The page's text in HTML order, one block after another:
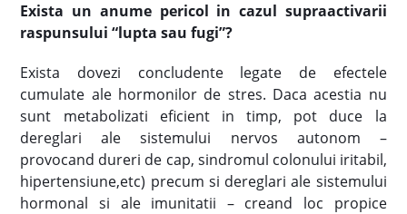
Exista un anume pericol in cazul supraactivarii
raspunsului “lupta sau fugi”?
Exista dovezi concludente legate de efectele
cumulate ale hormonilor de stres. Daca acestia nu
sunt metabolizati eficient in timp, pot duce la
dereglari ale sistemului nervos autonom –
provocand dureri de cap, sindromul colonului iritabil,
hipertensiune,etc) precum si dereglari ale sistemului
hormonal si ale imunitatii – creand loc propice